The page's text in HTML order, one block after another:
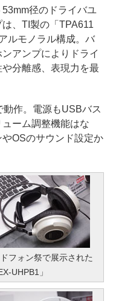
径のドライバユ
、TI製の「TPA611
ルモノラル構成。バ
アンプによりドライ
分離感、表現力を最
作。電源もUSBバス
ーム調整機能はな
OSのサウンド設定か
フォン祭で展示された
UHPB1」